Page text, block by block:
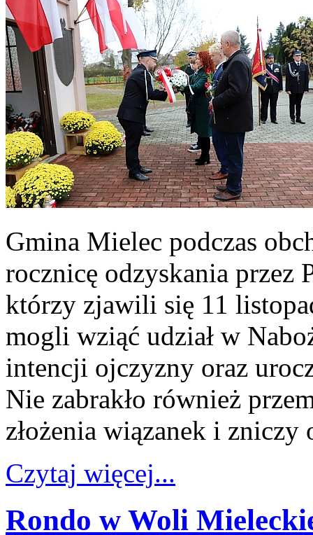
Gmina Mielec podczas
rocznicę odzyskania przez
którzy zjawili się 11
mogli wziąć udział w
intencji ojczyzny oraz
Nie zabrakło również
złożenia wiązanek i
Czytaj więcej...
Rondo w Woli